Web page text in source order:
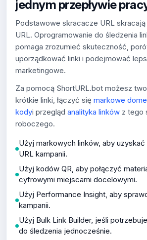
jednym przepływie
Podstawowe skracacze URL skracają
URL. Oprogramowanie do śledzenia
pomaga zrozumieć skuteczność,
uporządkować linki i podejmować
marketingowe.
Za pomocą ShortURL.bot możesz
krótkie linki, łączyć się markowe
kodyi przegląd analityka linków z tego
roboczego.
Użyj markowych linków, aby
URL kampanii.
Użyj kodów QR, aby połączyć
cyfrowymi miejscami docelowymi.
Użyj Performance Insight, aby
kampanii.
Użyj Bulk Link Builder, jeśli
do śledzenia jednocześnie.